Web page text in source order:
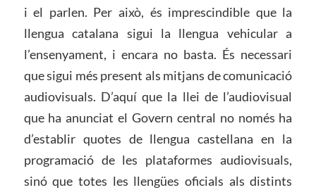
i el parlen. Per això, és imprescindible que la
llengua catalana sigui la llengua vehicular a
l’ensenyament, i encara no basta. És necessari
que sigui més present als mitjans de comunicació
audiovisuals. D’aquí que la llei de l’audiovisual
que ha anunciat el Govern central no només ha
d’establir quotes de llengua castellana en la
programació de les plataformes audiovisuals,
sinó que totes les llengües oficials als distints